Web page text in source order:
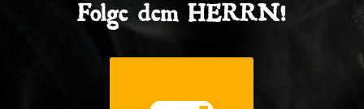
Folge dem HERRN!